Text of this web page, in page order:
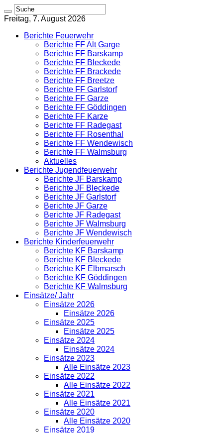
Freitag, 7. August 2026
Berichte Feuerwehr
Berichte FF Alt Garge
Berichte FF Barskamp
Berichte FF Bleckede
Berichte FF Brackede
Berichte FF Breetze
Berichte FF Garlstorf
Berichte FF Garze
Berichte FF Göddingen
Berichte FF Karze
Berichte FF Radegast
Berichte FF Rosenthal
Berichte FF Wendewisch
Berichte FF Walmsburg
Aktuelles
Berichte Jugendfeuerwehr
Berichte JF Barskamp
Berichte JF Bleckede
Berichte JF Garlstorf
Berichte JF Garze
Berichte JF Radegast
Berichte JF Walmsburg
Berichte JF Wendewisch
Berichte Kinderfeuerwehr
Berichte KF Barskamp
Berichte KF Bleckede
Berichte KF Elbmarsch
Berichte KF Göddingen
Berichte KF Walmsburg
Einsätze/ Jahr
Einsätze 2026
Einsätze 2026
Einsätze 2025
Einsätze 2025
Einsätze 2024
Einsätze 2024
Einsätze 2023
Alle Einsätze 2023
Einsätze 2022
Alle Einsätze 2022
Einsätze 2021
Alle Einsätze 2021
Einsätze 2020
Alle Einsätze 2020
Einsätze 2019